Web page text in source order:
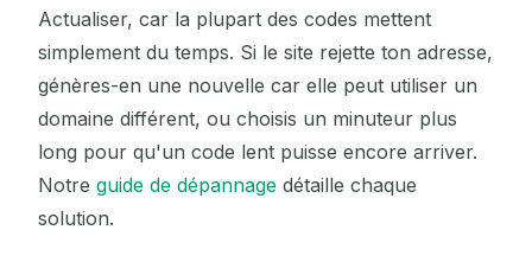
Actualiser, car la plupart des codes mettent
simplement du temps. Si le site rejette ton adresse,
génères-en une nouvelle car elle peut utiliser un
domaine différent, ou choisis un minuteur plus
long pour qu'un code lent puisse encore arriver.
Notre guide de dépannage détaille chaque
solution.